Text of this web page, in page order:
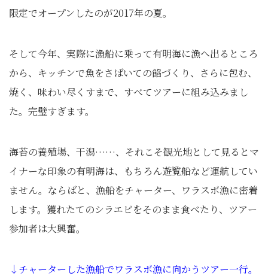
限定でオープンしたのが2017年の夏。
そして今年、実際に漁船に乗って有明海に漁へ出るところ
から、キッチンで魚をさばいての餡づくり、さらに包む、
焼く、味わい尽くすまで、すべてツアーに組み込みまし
た。完璧すぎます。
海苔の養殖場、干潟……、それこそ観光地として見るとマ
イナーな印象の有明海は、もちろん遊覧船など運航してい
ません。ならばと、漁船をチャーター、ワラスボ漁に密着
します。獲れたてのシラエビをそのまま食べたり、ツアー
参加者は大興奮。
↓チャーターした漁船でワラスボ漁に向かうツアー一行。